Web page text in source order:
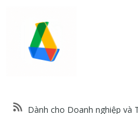
content
web
Dành cho Doanh nghiệp và